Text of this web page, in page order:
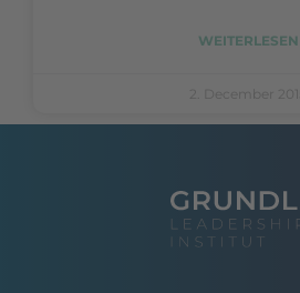
WEITERLESEN
2. December 2015